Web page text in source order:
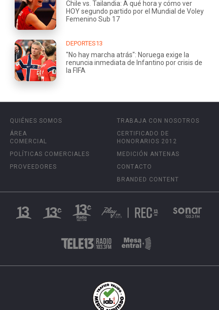
Chile vs. Tailandia: A qué hora y cómo ver
HOY segundo partido por el Mundial de Voley
Femenino Sub 17
DEPORTES13
"No hay marcha atrás": Noruega exige la
renuncia inmediata de Infantino por crisis de
la FIFA
QUIÉNES SOMOS
ÁREA
COMERCIAL
POLÍTICAS COMERCIALES
PROVEEDORES
TRABAJA CON NOSOTROS
CERTIFICADO DE
HONORARIOS 2012
MEDICIÓN ANTENAS
CONTACTO
BRANDED CONTENT